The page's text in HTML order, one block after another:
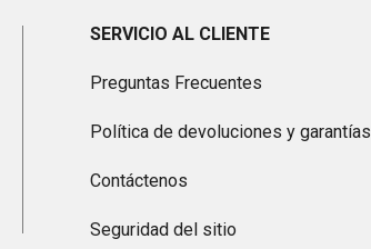
SERVICIO AL CLIENTE
Preguntas Frecuentes
Política de devoluciones y garantías
Contáctenos
Seguridad del sitio